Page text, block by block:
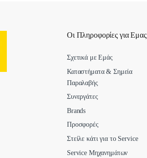
Οι Πληροφορίες για Εμας
Σχετικά με Εμάς
Καταστήματα & Σημεία
Παραλαβής
Συνεργάτες
Brands
Προσφορές
Στείλε κάτι για το Service
Service Μηχανημάτων